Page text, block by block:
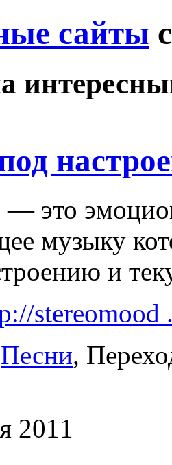
сайты
— это
музыку
и
stereomood
Песни ,
2011